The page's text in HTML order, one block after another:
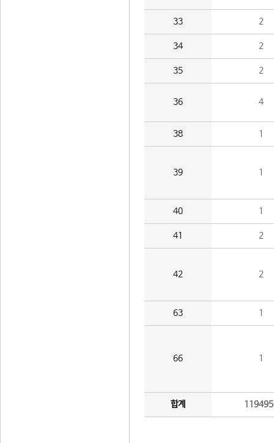
33 2
34 2
35 2
36 4
38 1
39 1
40 1
41 2
42 2
63 1
66 1
합계